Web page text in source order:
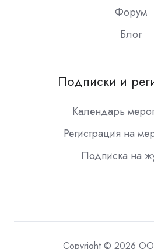
Форум
Блог
Подписки и
Календарь
Регистрация на
Подписка на
Copyright © 2026